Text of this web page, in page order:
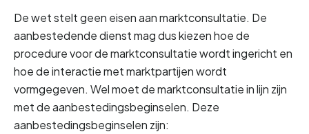
De wet stelt geen eisen aan marktconsultatie. De
aanbestedende dienst mag dus kiezen hoe de
procedure voor de marktconsultatie wordt ingericht en
hoe de interactie met marktpartijen wordt
vormgegeven. Wel moet de marktconsultatie in lijn zijn
met de aanbestedingsbeginselen. Deze
aanbestedingsbeginselen zijn: